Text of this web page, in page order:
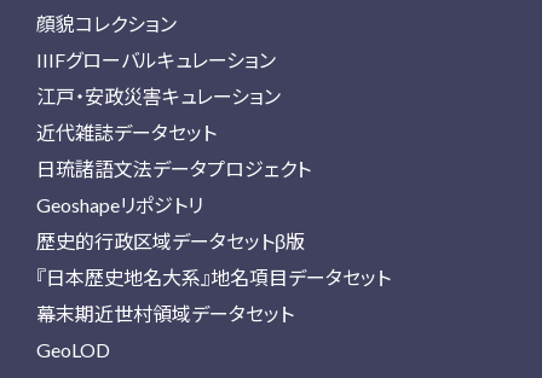
顔貌コレクション
IIIFグローバルキュレーション
江戸・安政災害キュレーション
近代雑誌データセット
日琉諸語文法データプロジェクト
Geoshapeリポジトリ
歴史的行政区域データセットβ版
『日本歴史地名大系』地名項目データセット
幕末期近世村領域データセット
GeoLOD